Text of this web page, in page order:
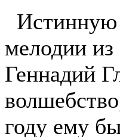
Истинную
мелодии
Геннадий
году ему